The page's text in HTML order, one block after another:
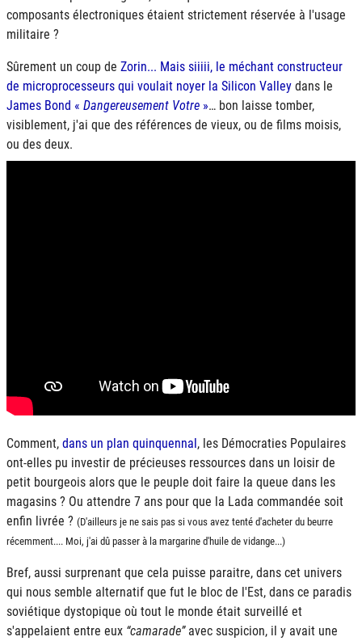
composants électroniques étaient strictement réservée à l'usage
militaire ?
Sûrement un coup de Zorin... Mais siiiii, le méchant constructeur
de microprocesseurs qui voulait noyer la Silicon Valley dans le
James Bond « Dangereusement Votre »… bon laisse tomber,
visiblement, j'ai que des références de vieux, ou de films moisis,
ou des deux.
Comment, dans un plan quinquennal, les Démocraties Populaires
ont-elles pu investir de précieuses ressources dans un loisir de
petit bourgeois alors que le peuple doit faire la queue dans les
magasins ? Ou attendre 7 ans pour que la Lada commandée soit
enfin livrée ? (D'ailleurs je ne sais pas si vous avez tenté d'acheter du beurre
récemment.... Moi, j'ai dû passer à la margarine d'huile de vidange...)
Bref, aussi surprenant que cela puisse paraitre, dans cet univers
qui nous semble alternatif que fut le bloc de l'Est, dans ce paradis
soviétique dystopique où tout le monde était surveillé et
s'appelaient entre eux camarade avec suspicion, il y avait une